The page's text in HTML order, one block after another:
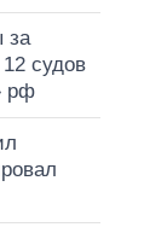
за
судов
рф